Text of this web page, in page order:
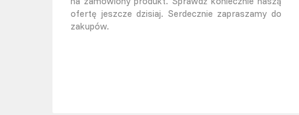
ofertę jeszcze dzisiaj. Serdecznie zapraszamy do
zakupów.